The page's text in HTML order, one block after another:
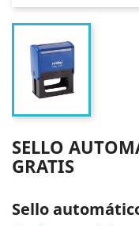
SELLO
GRATIS
Sello